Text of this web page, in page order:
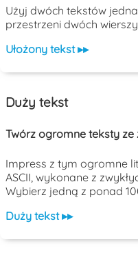
Użyj dwóch tekstów
przestrzeni dwóch
Ułożony tekst ▸▸
Duży tekst
Twórz ogromne teksty
Impress z tym ogromne
ASCII, wykonane z
Wybierz jedną z ponad
Duży tekst ▸▸